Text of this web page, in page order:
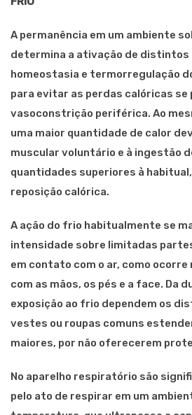
A permanência em um ambiente
determina a ativação de distintos
homeostasia e termorregulação
para evitar as perdas calóricas se
vasoconstrição periférica. Ao
uma maior quantidade de calor
muscular voluntário e à ingestão
quantidades superiores à
reposição calórica.
A ação do frio habitualmente se
intensidade sobre limitadas
em contato com o ar, como
com as mãos, os pés e a face. Da
exposição ao frio dependem os
vestes ou roupas comuns
maiores, por não oferecerem
No aparelho respiratório são
pelo ato de respirar em um